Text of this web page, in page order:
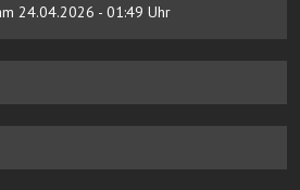
24.04.2026 - 01:49 Uhr